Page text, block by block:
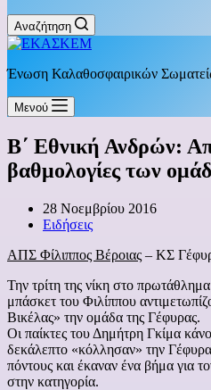
Αναζήτηση
Ένωση Καλαθοσφαιρικών
Μενού
Β΄ Εθνική Ανδρών:
βαθμολογίες των
28 Νοεμβρίου 2016
Ειδήσεις
ΑΠΣ Φίλιππος Βέροιας – ΚΣ
Την τρίτη της νίκη στο
μπάσκετ του Φιλίππου
Βικέλας» την ομάδα της Γέφυρας.
Οι παίκτες του Δημήτρη Γκίμα
δεκάλεπτο «κόλλησαν» την
πόντους και έκαναν ένα βήμα για
στην κατηγορία.